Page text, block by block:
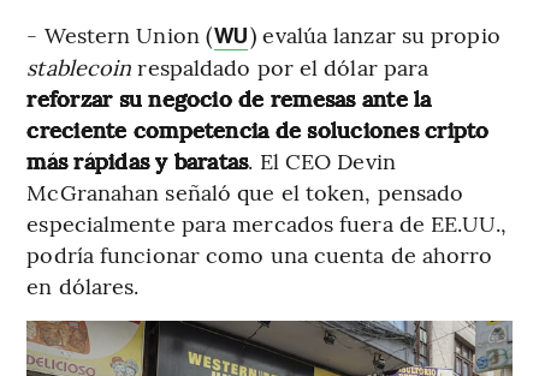
- Western Union (WU) evalúa lanzar su propio
stablecoin respaldado por el dólar para
reforzar su negocio de remesas ante la
creciente competencia de soluciones cripto
más rápidas y baratas. El CEO Devin
McGranahan señaló que el token, pensado
especialmente para mercados fuera de EE.UU.,
podría funcionar como una cuenta de ahorro
en dólares.